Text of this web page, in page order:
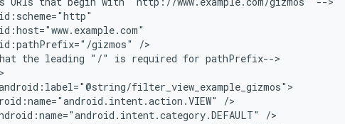
gizmos"
the leading "/" is required for